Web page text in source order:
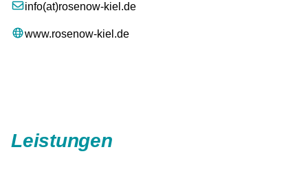
info(at)rosenow-kiel.de
www.rosenow-kiel.de
Leistungen